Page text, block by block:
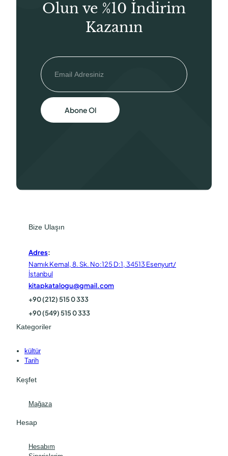
Olun ve %10 İndirim
Kazanın
Abone Ol
Bize Ulaşın
Adres:
Namık Kemal, 8. Sk. No:125 D:1, 34513 Esenyurt/
İstanbul
kitapkatalogu@gmail.com
+90 (212) 515 0 333
+90 (549) 515 0 333
Kategoriler
kültür
Tarih
Keşfet
Mağaza
Hesap
Hesabım